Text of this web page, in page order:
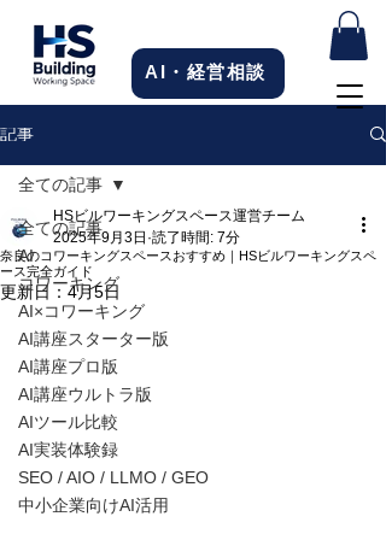
AI・経営相談
記事
全ての記事
AI
コワーキング
AI×コワーキング
AI講座スターター版
AI講座プロ版
AI講座ウルトラ版
AIツール比較
AI実装体験録
SEO / AIO / LLMO / GEO
中小企業向けAI活用
全ての記事
奈良のコワーキングスペースおすすめ｜HSビルワーキングスペ
ース完全ガイド
HSビルワーキングスペース運営チーム
2025年9月3日 読了時間: 7分
更新日： 4月5日